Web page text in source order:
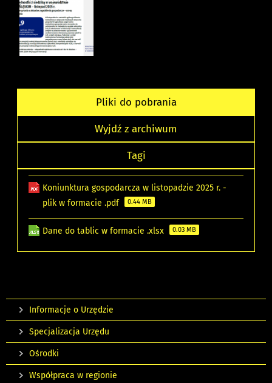
Pliki do pobrania
Wyjdź z archiwum
Tagi
Koniunktura gospodarcza w listopadzie 2025 r. -
plik w formacie .pdf
0.44 MB
Dane do tablic w formacie .xlsx 0.03 MB
Informacje o Urzędzie
Specjalizacja Urzędu
Ośrodki
Współpraca w regionie